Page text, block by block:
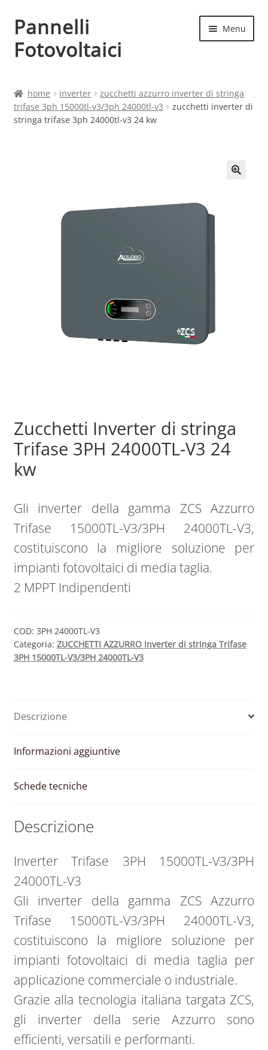
Vai
alla
navigazione
Vai
al
contenuto
Pannelli
Fotovoltaici
Menu
Cart
home inverter
zucchetti azzurro inverter di stringa
trifase 3ph 15000tl-v3/3ph 24000tl-v3
zucchetti inverter di
stringa trifase 3ph 24000tl-v3 24 kw
Zucchetti Inverter di stringa
Trifase 3PH 24000TL-V3 24
kw
Gli inverter della gamma ZCS Azzurro
Trifase 15000TL-V3/3PH 24000TL-V3,
costituiscono la migliore soluzione per
impianti fotovoltaici di media taglia.
2 MPPT Indipendenti
COD: 3PH 24000TL-V3
Categoria: ZUCCHETTI AZZURRO Inverter di stringa Trifase
3PH 15000TL-V3/3PH 24000TL-V3
Descrizione
Informazioni aggiuntive
Schede tecniche
Descrizione
Inverter Trifase 3PH 15000TL-V3/3PH
24000TL-V3
Gli inverter della gamma ZCS Azzurro
Trifase 15000TL-V3/3PH 24000TL-V3,
costituiscono la migliore soluzione per
impianti fotovoltaici di media taglia per
applicazione commerciale o industriale.
Grazie alla tecnologia italiana targata ZCS,
gli inverter della serie Azzurro sono
efficienti, versatili e performanti.